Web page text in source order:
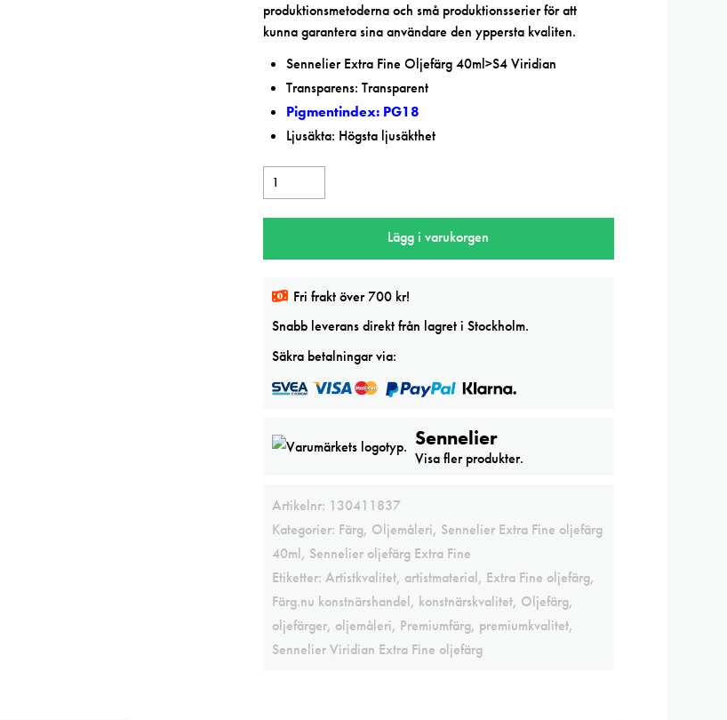
produktionsmetoderna och små produktionsserier för att
kunna garantera sina användare den yppersta kvaliten.
Sennelier Extra Fine Oljefärg 40ml>S4 Viridian
Transparens: Transparent
Pigmentindex: PG18
Ljusäkta: Högsta ljusäkthet
Sennelier
Viridian
mängd
Lägg i varukorgen
Fri frakt över 700 kr!
Snabb leverans direkt från lagret i Stockholm.
Säkra betalningar via:
Sennelier
Visa fler produkter.
Artikelnr: 130411837
Kategorier: Färg, Oljemåleri, Sennelier Extra Fine oljefärg
40ml, Sennelier oljefärg Extra Fine
Etiketter: Artistkvalitet, artistmaterial, Extra Fine oljefärg,
Färg.nu konstnärshandel, konstnärskvalitet, Oljefärg,
oljefärger, oljemåleri, Premiumfärg, premiumkvalitet,
Sennelier Viridian Extra Fine oljefärg